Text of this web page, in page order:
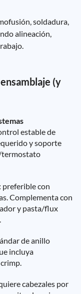
soldadura,
alineación,
(y
estable de
y soporte
termostato
: preferible con
Complementa con
y pasta/flux
de anillo
incluya
cabezales por